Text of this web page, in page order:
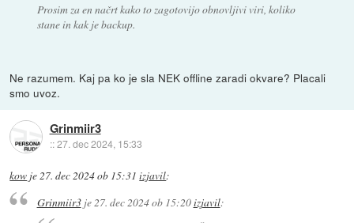
Prosim za en načrt kako to zagotovijo obnovljivi viri, koliko
stane in kak je backup.
Ne razumem. Kaj pa ko je sla NEK offline zaradi okvare? Placali
smo uvoz.
Grinmiir3
::27. dec 2024, 15:33
kow je27. dec 2024 ob 15:31 izjavil:
Grinmiir3je 27. dec 2024 ob 15:20izjavil: